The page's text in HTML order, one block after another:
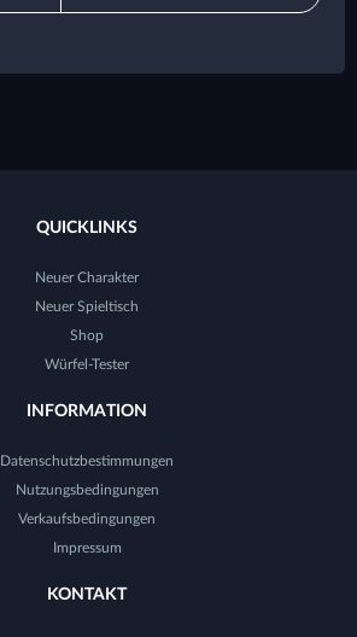
QUICKLINKS
Neuer Charakter
Neuer Spieltisch
Shop
Würfel-Tester
INFORMATION
Datenschutzbestimmungen
Nutzungsbedingungen
Verkaufsbedingungen
Impressum
KONTAKT